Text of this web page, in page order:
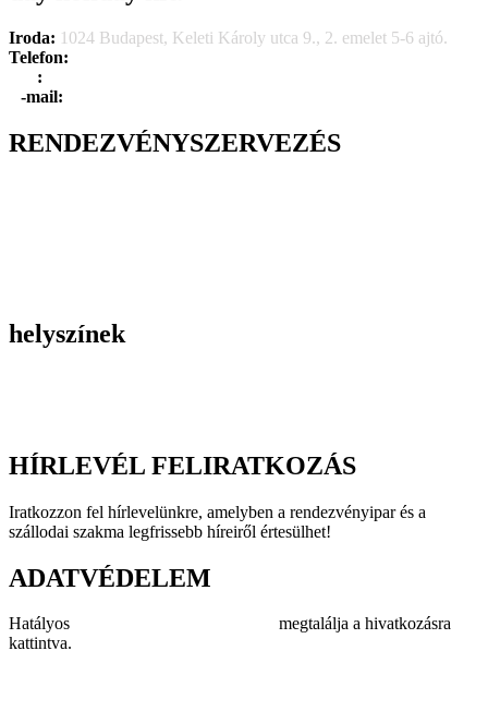
Iroda: 1024 Budapest, Keleti Károly utca 9., 2. emelet 5-6 ajtó.
Telefon:
:
-mail:
RENDEZVÉNYSZERVEZÉS
helyszínek
HÍRLEVÉL FELIRATKOZÁS
Iratkozzon fel hírlevelünkre, amelyben a rendezvényipar és a
szállodai szakma legfrissebb híreiről értesülhet!
ADATVÉDELEM
Hatályos
megtalálja a hivatkozásra
kattintva.